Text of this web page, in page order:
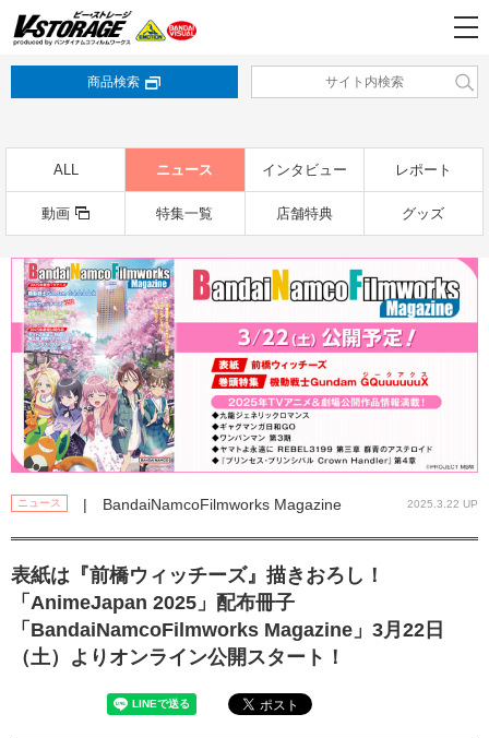
商品検索
ALL ニュース インタビュー レポート
動画 特集一覧 店舗特典 グッズ
ニュース | BandaiNamcoFilmworks Magazine 2025.3.22 UP
表紙は『前橋ウィッチーズ』描きおろし！
「AnimeJapan 2025」配布冊子
「BandaiNamcoFilmworks Magazine」3月22日
（土）よりオンライン公開スタート！